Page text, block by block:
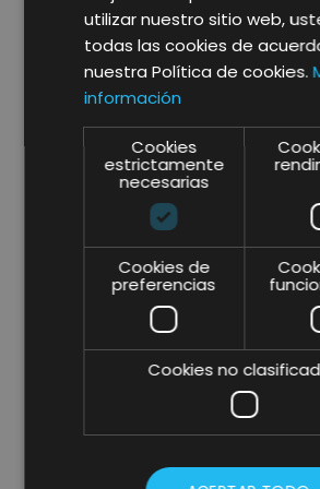
utilizar nuestro sitio web,
todas las cookies de
nuestra Política de cookies.
información
Cookies
estrictamente
necesarias
Cookies de
preferencias
Cookies no